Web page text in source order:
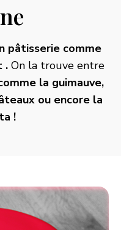
pâtisserie comme
. On la trouve entre
la guimauve,
ou encore la
!